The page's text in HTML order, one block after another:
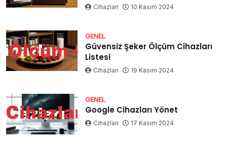
Cihazları 10 Kasım 2024
GENEL
Güvensiz Şeker Ölçüm Cihazları
Listesi
Cihazları 19 Kasım 2024
GENEL
Google Cihazları Yönet
Cihazları 17 Kasım 2024